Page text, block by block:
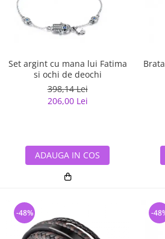
Set argint cu mana lui Fatima
si ochi de deochi
398,14 Lei
206,00 Lei
ADAUGA IN COS
-48% -